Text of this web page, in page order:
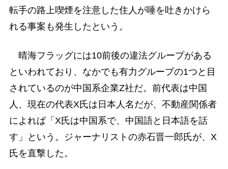
転手の路上喫煙を注意した住人が唾を吐きかけら
れる事案も発生したという。
晴海フラッグには10前後の違法グループがある
といわれており、なかでも有力グループの1つと目
されているのが中国系企業Z社だ。前代表は中国
人、現在の代表X氏は日本人名だが、不動産関係者
によれば「X氏は中国系で、中国語と日本語を話
す」という。ジャーナリストの赤石晋一郎氏が、X
氏を直撃した。